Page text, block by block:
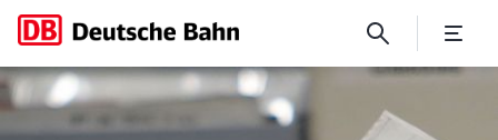
Fotografien aus den